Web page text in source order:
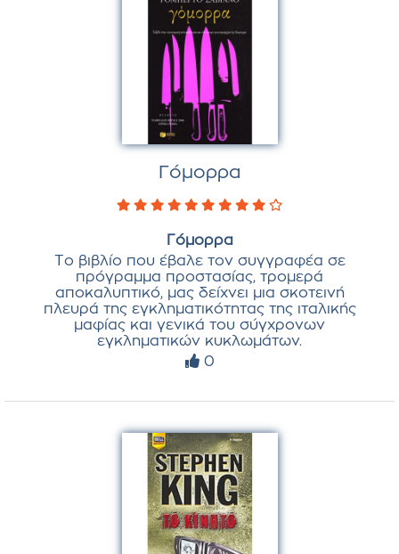
Γόμορρα
Γόμορρα
Το βιβλίο που έβαλε τον συγγραφέα σε
πρόγραμμα προστασίας, τρομερά
αποκαλυπτικό, μας δείχνει μια σκοτεινή
πλευρά της εγκληματικότητας της ιταλικής
μαφίας και γενικά του σύγχρονων
εγκληματικών κυκλωμάτων.
0